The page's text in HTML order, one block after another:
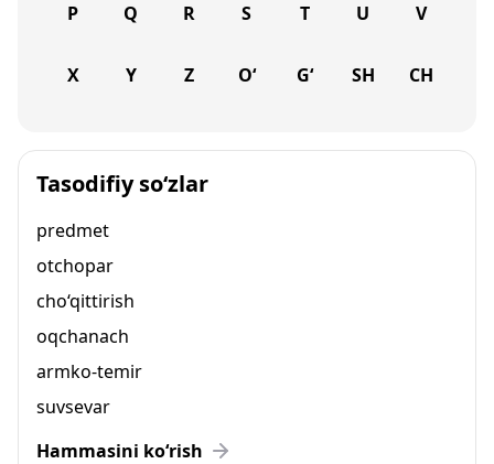
P Q R S T U V
X Y Z O‘ G‘ SH CH
Tasodifiy so‘zlar
predmet
otchopar
cho‘qittirish
oqchanach
armko-temir
suvsevar
Hammasini ko‘rish